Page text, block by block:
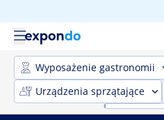
Wyposażenie gastronomii
Urządzenia sprzątające